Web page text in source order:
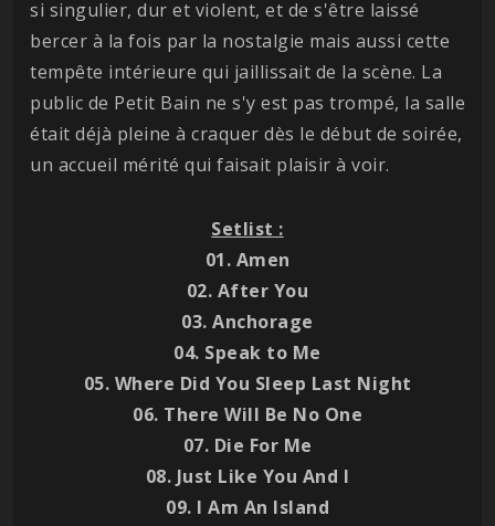
si singulier, dur et violent, et de s'être laissé
bercer à la fois par la nostalgie mais aussi cette
tempête intérieure qui jaillissait de la scène. La
public de Petit Bain ne s'y est pas trompé, la salle
était déjà pleine à craquer dès le début de soirée,
un accueil mérité qui faisait plaisir à voir.
Setlist :
01. Amen
02. After You
03. Anchorage
04. Speak to Me
05. Where Did You Sleep Last Night
06. There Will Be No One
07. Die For Me
08. Just Like You And I
09. I Am An Island